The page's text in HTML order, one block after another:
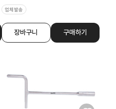
업체발송
장바구니 구매하기